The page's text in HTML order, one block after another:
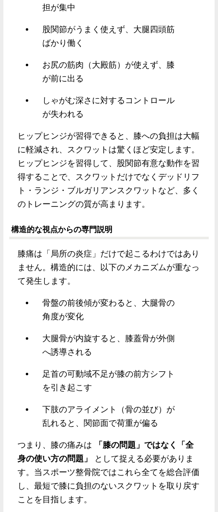
担が集中
股関節がうまく使えず、大腿四頭筋
ばかり働く
お尻の筋肉（大殿筋）が使えず、膝
が前に出る
しゃがむ深さに対するコントロール
が失われる
ヒップヒンジが習得できると、膝への負担は大幅
に軽減され、スクワットは驚くほど安定します。
ヒップヒンジを習得して、股関節有意な動作を習
得することで、スクワットだけでなくデッドリフ
ト・ランジ・ブルガリアンスクワットなど、多く
のトレーニングの質が高まります。
構造的な視点からの専門説明
膝痛は「局所の炎症」だけで起こるわけではあり
ません。構造的には、以下のメカニズムが重なっ
て発生します。
骨盤の前後傾が変わると、大腿骨の
角度が変化
大腿骨が内旋すると、膝蓋骨が外側
へ誘導される
足首の可動域不足が膝の前方シフト
を引き起こす
下肢のアライメント（骨の並び）が
乱れると、関節面で荷重が偏る
つまり、膝の痛みは
「膝の問題」ではなく「全
身の使い方の問題」
として捉える必要がありま
す。当スポーツ整骨院ではこれら全てを総合評価
し、最短で膝に負担のないスクワットを取り戻す
ことを目指します。